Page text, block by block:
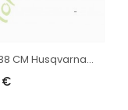
CM Husqvarna...
€